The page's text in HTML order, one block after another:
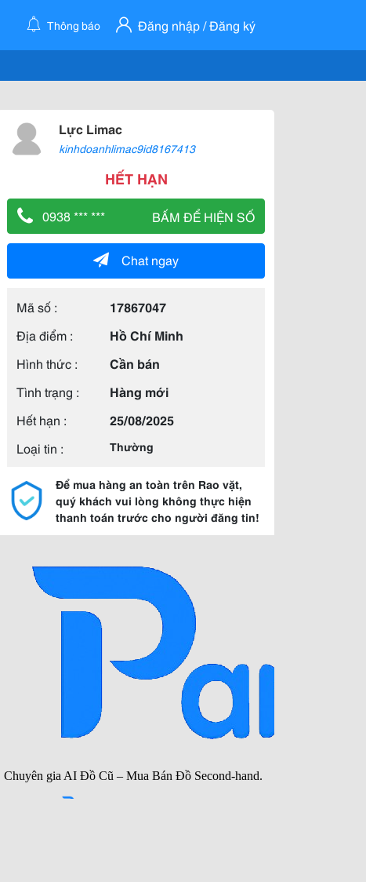
Thông báo Đăng nhập / Đăng ký
Lực Limac
kinhdoanhlimac9id8167413
HẾT HẠN
0938 *** *** BẤM ĐỂ HIỆN SỐ
Chat ngay
Mã số :
17867047
Địa điểm :
Hồ Chí Minh
Hình thức :
Cần bán
Tình trạng :
Hàng mới
Hết hạn :
25/08/2025
Loại tin :
Thường
Để mua hàng an toàn trên Rao vặt,
quý khách vui lòng không thực hiện
thanh toán trước cho người đăng tin!